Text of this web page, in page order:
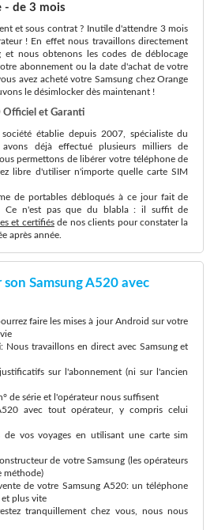
- de 3 mois
et sous contrat ? Inutile d'attendre 3 mois
! En effet nous travaillons directement
et nous obtenons les codes de déblocage
abonnement ou la date d'achat de votre
avez acheté votre Samsung chez Orange
le désimlocker dès maintenant !
Officiel et Garanti
établie depuis 2007, spécialiste du
déjà effectué plusieurs milliers de
permettons de libérer votre téléphone de
libre d'utiliser n'importe quelle carte SIM
de portables débloqués à ce jour fait de
Ce n'est pas que du blabla : il suffit de
et certifiésde nos clients pour constater la
après année.
Samsung A520 avec
faire les mises à jour Android sur votre
Nous travaillons en direct avec Samsung et
sur l'abonnement (ni sur l'ancien
de série et l'opérateur nous suffisent
avec tout opérateur, y compris celui
de vos voyages en utilisant une carte sim
de votre Samsung (les opérateurs
méthode)
de votre Samsung A520: un téléphone
plus vite
tranquillement chez vous, nous nous